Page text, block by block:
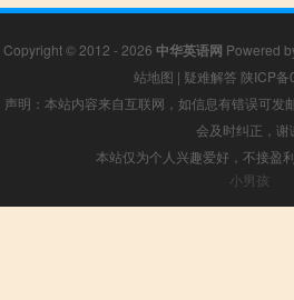
Copyright © 2012 - 2026 中华英语网 Powered
站地图 | 疑难解答 陕ICP
声明：本站内容来自互联网，如信息有错误可发
会及时纠正，谢
本站仅为个人兴趣爱好，不接盈
小男孩